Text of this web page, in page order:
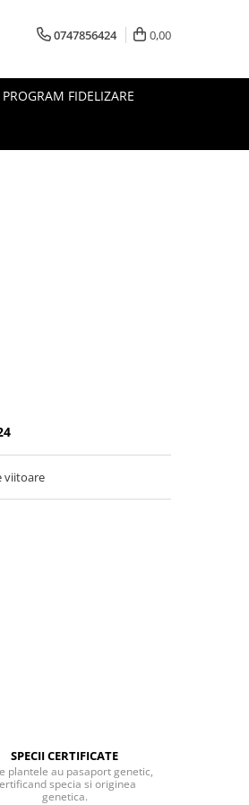
0747856424 0,00
PROGRAM FIDELIZARE
viitoare
SPECII CERTIFICATE
plantele au pasaport genetic,
specia si originea
genetica.